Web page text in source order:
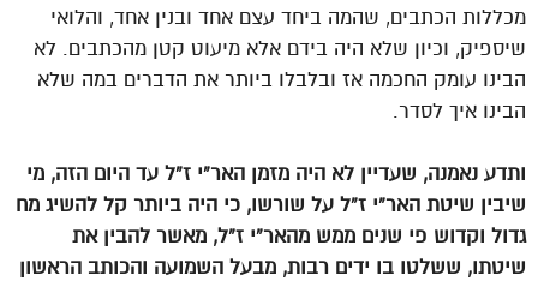
מכללות הכתבים, שהמה ביחד עצם אחד ובנין אחד, והלואי
שיספיק, וכיון שלא היה בידם אלא מיעוט קטן מהכתבים. לא
הבינו עומק החכמה אז ובלבלו ביותר את הדברים במה שלא
הבינו איך לסדר.
ותדע נאמנה, שעדיין לא היה מזמן האר”י ז”ל עד היום הזה, מי
שיבין שיטת האר”י ז”ל על שורשו, כי היה ביותר קל להשיג מח
גדול וקדוש פי שנים ממש מהאר”י ז”ל, מאשר להבין את
שיטתו, ששלטו בו ידים רבות, מבעל השמועה והכותב הראשון